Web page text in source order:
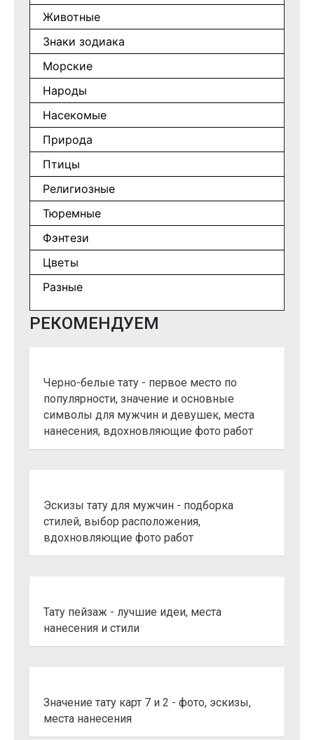
Животные
Знаки зодиака
Морские
Народы
Насекомые
Природа
Птицы
Религиозные
Тюремные
Фэнтези
Цветы
Разные
РЕКОМЕНДУЕМ
Черно-белые тату - первое место по
популярности, значение и основные
символы для мужчин и девушек, места
нанесения, вдохновляющие фото работ
Эскизы тату для мужчин - подборка
стилей, выбор расположения,
вдохновляющие фото работ
Тату пейзаж - лучшие идеи, места
нанесения и стили
Значение тату карт 7 и 2 - фото, эскизы,
места нанесения